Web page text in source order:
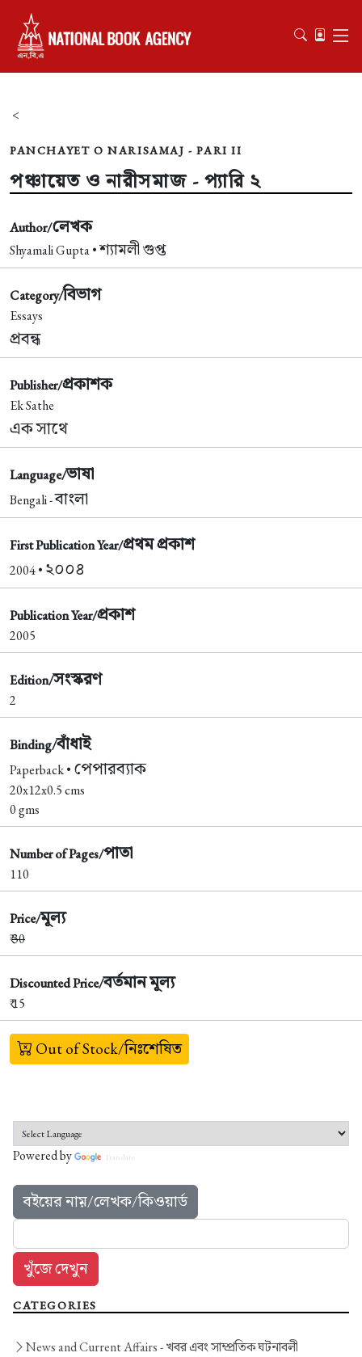
<
PANCHAYET O NARISAMAJ - PARI II
পঞ্চায়েত ও নারীসমাজ - প্যারি ২
Author/লেখক
Shyamali Gupta •শ্যামলী গুপ্ত
Category/বিভাগ
Essays
প্রবন্ধ
Publisher/প্রকাশক
Ek Sathe
এক সাথে
Language/ভাষা
Bengali -বাংলা
First Publication Year/প্রথম প্রকাশ
2004 • ২০০৪
Publication Year/প্রকাশ
2005
Edition/সংস্করণ
2
Binding/বাঁধাই
Paperback • পেপারব্যাক
20x12x0.5 cms
0 gms
Number of Pages/পাতা
110
Price/মূল্য
₹30
Discounted Price/বর্তমান মূল্য
₹ 15
Out of Stock/নিঃশেষিত
Powered by Translate
বইয়ের নাম়/লেখক/কিওয়ার্ড
CATEGORIES
News and Current Affairs -খবর এবং সাম্প্রতিক ঘটনাবলী